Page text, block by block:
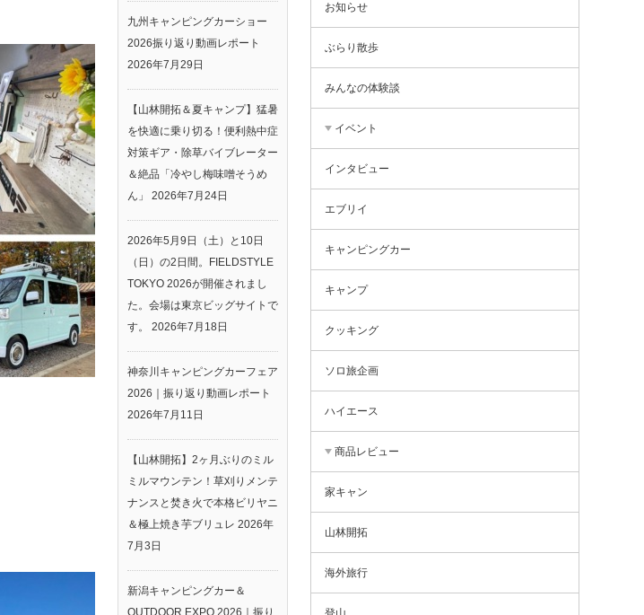
九州キャンピングカーショー
2026振り返り動画レポート
2026年7月29日
【山林開拓＆夏キャンプ】猛暑
を快適に乗り切る！便利熱中症
対策ギア・除草バイブレーター
＆絶品「冷やし梅味噌そうめ
ん」
2026年7月24日
2026年5月9日（土）と10日
（日）の2日間。FIELDSTYLE
TOKYO 2026が開催されまし
た。会場は東京ビッグサイトで
す。
2026年7月18日
神奈川キャンピングカーフェア
2026｜振り返り動画レポート
2026年7月11日
【山林開拓】2ヶ月ぶりのミル
ミルマウンテン！草刈りメンテ
ナンスと焚き火で本格ビリヤニ
＆極上焼き芋ブリュレ 2026年
7月3日
新潟キャンピングカー＆
OUTDOOR EXPO 2026｜振り
お知らせ
ぶらり散歩
みんなの体験談
イベント
インタビュー
エブリイ
キャンピングカー
キャンプ
クッキング
ソロ旅企画
ハイエース
商品レビュー
家キャン
山林開拓
海外旅行